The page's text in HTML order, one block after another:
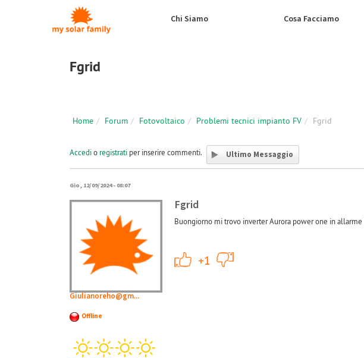
Salta al contenuto principale
Chi Siamo Cosa Facciamo
Fgrid
Home Forum Fotovoltaico Problemi tecnici impianto FV Fgrid
Accedio registrati per inserire commenti. Ultimo Messaggio
Gio, 12/09/2024 - 08:07
Giulianoreho@gm...
Offline
Fgrid
Buongiorno mi trovo inverter Aurora power one in allarme
+1
+1